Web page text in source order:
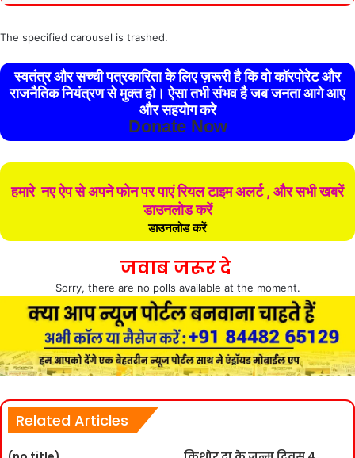
The specified carousel is trashed.
स्वतंत्र और सच्ची पत्रकारिता के लिए ज़रूरी है कि वो कॉरपोरेट और
राजनैतिक नियंत्रण से मुक्त हो। ऐसा तभी संभव है जब जनता आगे आए
और सहयोग करे
Donate Now
हमारे नए ऐप से अपने फोन पर पाएं रियल टाइम अलर्ट , और सभी खबरें
डाउनलोड करें
डाउनलोड करें
जवाब जरूर दे
Sorry, there are no polls available at the moment.
Related Articles